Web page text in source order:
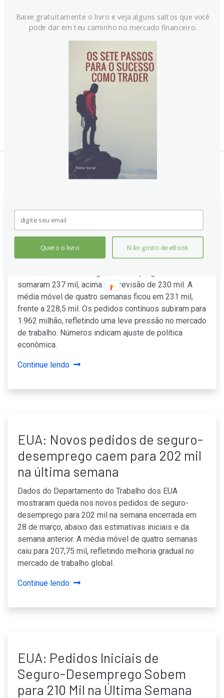
Notícias Relacionadas:
Pedidos iniciais de seguro-
desemprego nos EUA: 237 mil
contra 230 mil esperados
somaram 237 mil, acima da previsão de 230 mil. A
média móvel de quatro semanas ficou em 231 mil,
frente a 228,5 mil. Os pedidos contínuos subiram para
1.962 milhão, refletindo uma leve pressão no mercado
de trabalho. Números indicam ajuste de política
econômica.
Continue lendo
EUA: Novos pedidos de seguro-
desemprego caem para 202 mil
na última semana
Dados do Departamento do Trabalho dos EUA
mostraram queda nos novos pedidos de seguro-
desemprego para 202 mil na semana encerrada em
28 de março, abaixo das estimativas iniciais e da
semana anterior. A média móvel de quatro semanas
caiu para 207,75 mil, refletindo melhoria gradual no
mercado de trabalho global.
Continue lendo
EUA: Pedidos Iniciais de
Seguro-Desemprego Sobem
para 210 Mil na Última Semana
Baixe gratuitamente o livro e veja alguns saltos que você
pode dar em teu caminho no mercado financeiro.
Quero o livro Não gosto de eBook